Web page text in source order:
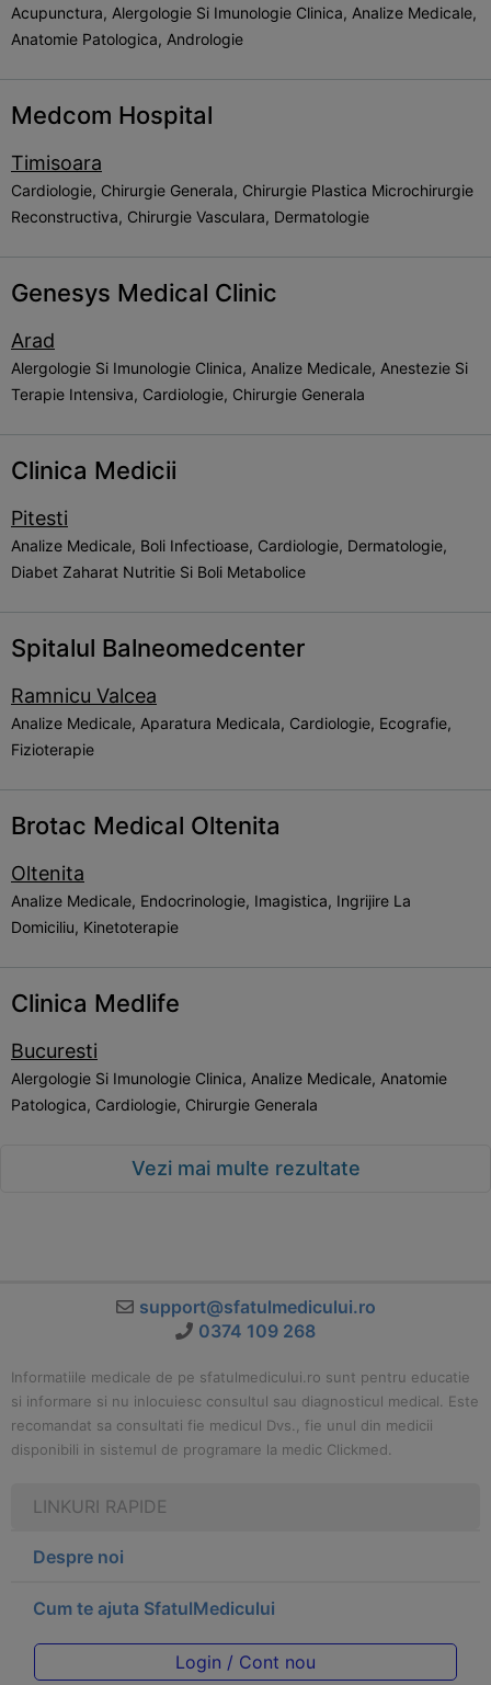
Acupunctura, Alergologie Si Imunologie Clinica, Analize Medicale,
Anatomie Patologica, Andrologie
Medcom Hospital
Timisoara
Cardiologie, Chirurgie Generala, Chirurgie Plastica Microchirurgie
Reconstructiva, Chirurgie Vasculara, Dermatologie
Genesys Medical Clinic
Arad
Alergologie Si Imunologie Clinica, Analize Medicale, Anestezie Si
Terapie Intensiva, Cardiologie, Chirurgie Generala
Clinica Medicii
Pitesti
Analize Medicale, Boli Infectioase, Cardiologie, Dermatologie,
Diabet Zaharat Nutritie Si Boli Metabolice
Spitalul Balneomedcenter
Ramnicu Valcea
Analize Medicale, Aparatura Medicala, Cardiologie, Ecografie,
Fizioterapie
Brotac Medical Oltenita
Oltenita
Analize Medicale, Endocrinologie, Imagistica, Ingrijire La
Domiciliu, Kinetoterapie
Clinica Medlife
Bucuresti
Alergologie Si Imunologie Clinica, Analize Medicale, Anatomie
Patologica, Cardiologie, Chirurgie Generala
Vezi mai multe rezultate
support@sfatulmedicului.ro
0374 109 268
Informatiile medicale de pe sfatulmedicului.ro sunt pentru educatie
si informare si nu inlocuiesc consultul sau diagnosticul medical. Este
recomandat sa consultati fie medicul Dvs., fie unul din medicii
disponibili in sistemul de programare la medic Clickmed.
LINKURI RAPIDE
Despre noi
Cum te ajuta SfatulMedicului
Login / Cont nou